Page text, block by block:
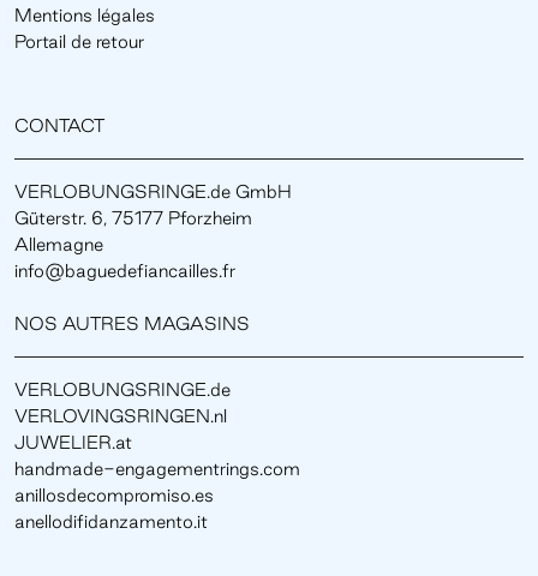
Mentions légales
Portail de retour
CONTACT
VERLOBUNGSRINGE.de GmbH
Güterstr. 6, 75177 Pforzheim
Allemagne
info@baguedefiancailles.fr
NOS AUTRES MAGASINS
VERLOBUNGSRINGE.de
VERLOVINGSRINGEN.nl
JUWELIER.at
handmade-engagementrings.com
anillosdecompromiso.es
anellodifidanzamento.it